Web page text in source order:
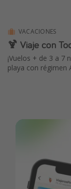
VACACIONES
🍹 Viaje con
¡Vuelos + de 3 a 7
playa con régimen